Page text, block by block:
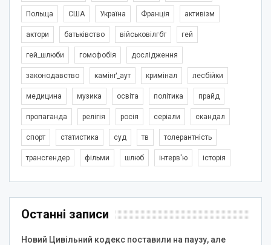
Польща США Україна Франція активізм
актори батьківство військовілгбт гей
гей_шлюби гомофобія дослідження
законодавство камінґ_аут кримінал лесбійки
медицина музика освіта політика прайд
пропаганда релігія росія серіали скандал
спорт статистика суд тв толерантність
трансгендер фільми шлюб інтерв'ю історія
Останні записи
Новий Цивільний кодекс поставили на паузу, але